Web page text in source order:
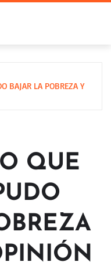
BAJAR LA POBREZA Y
QUE